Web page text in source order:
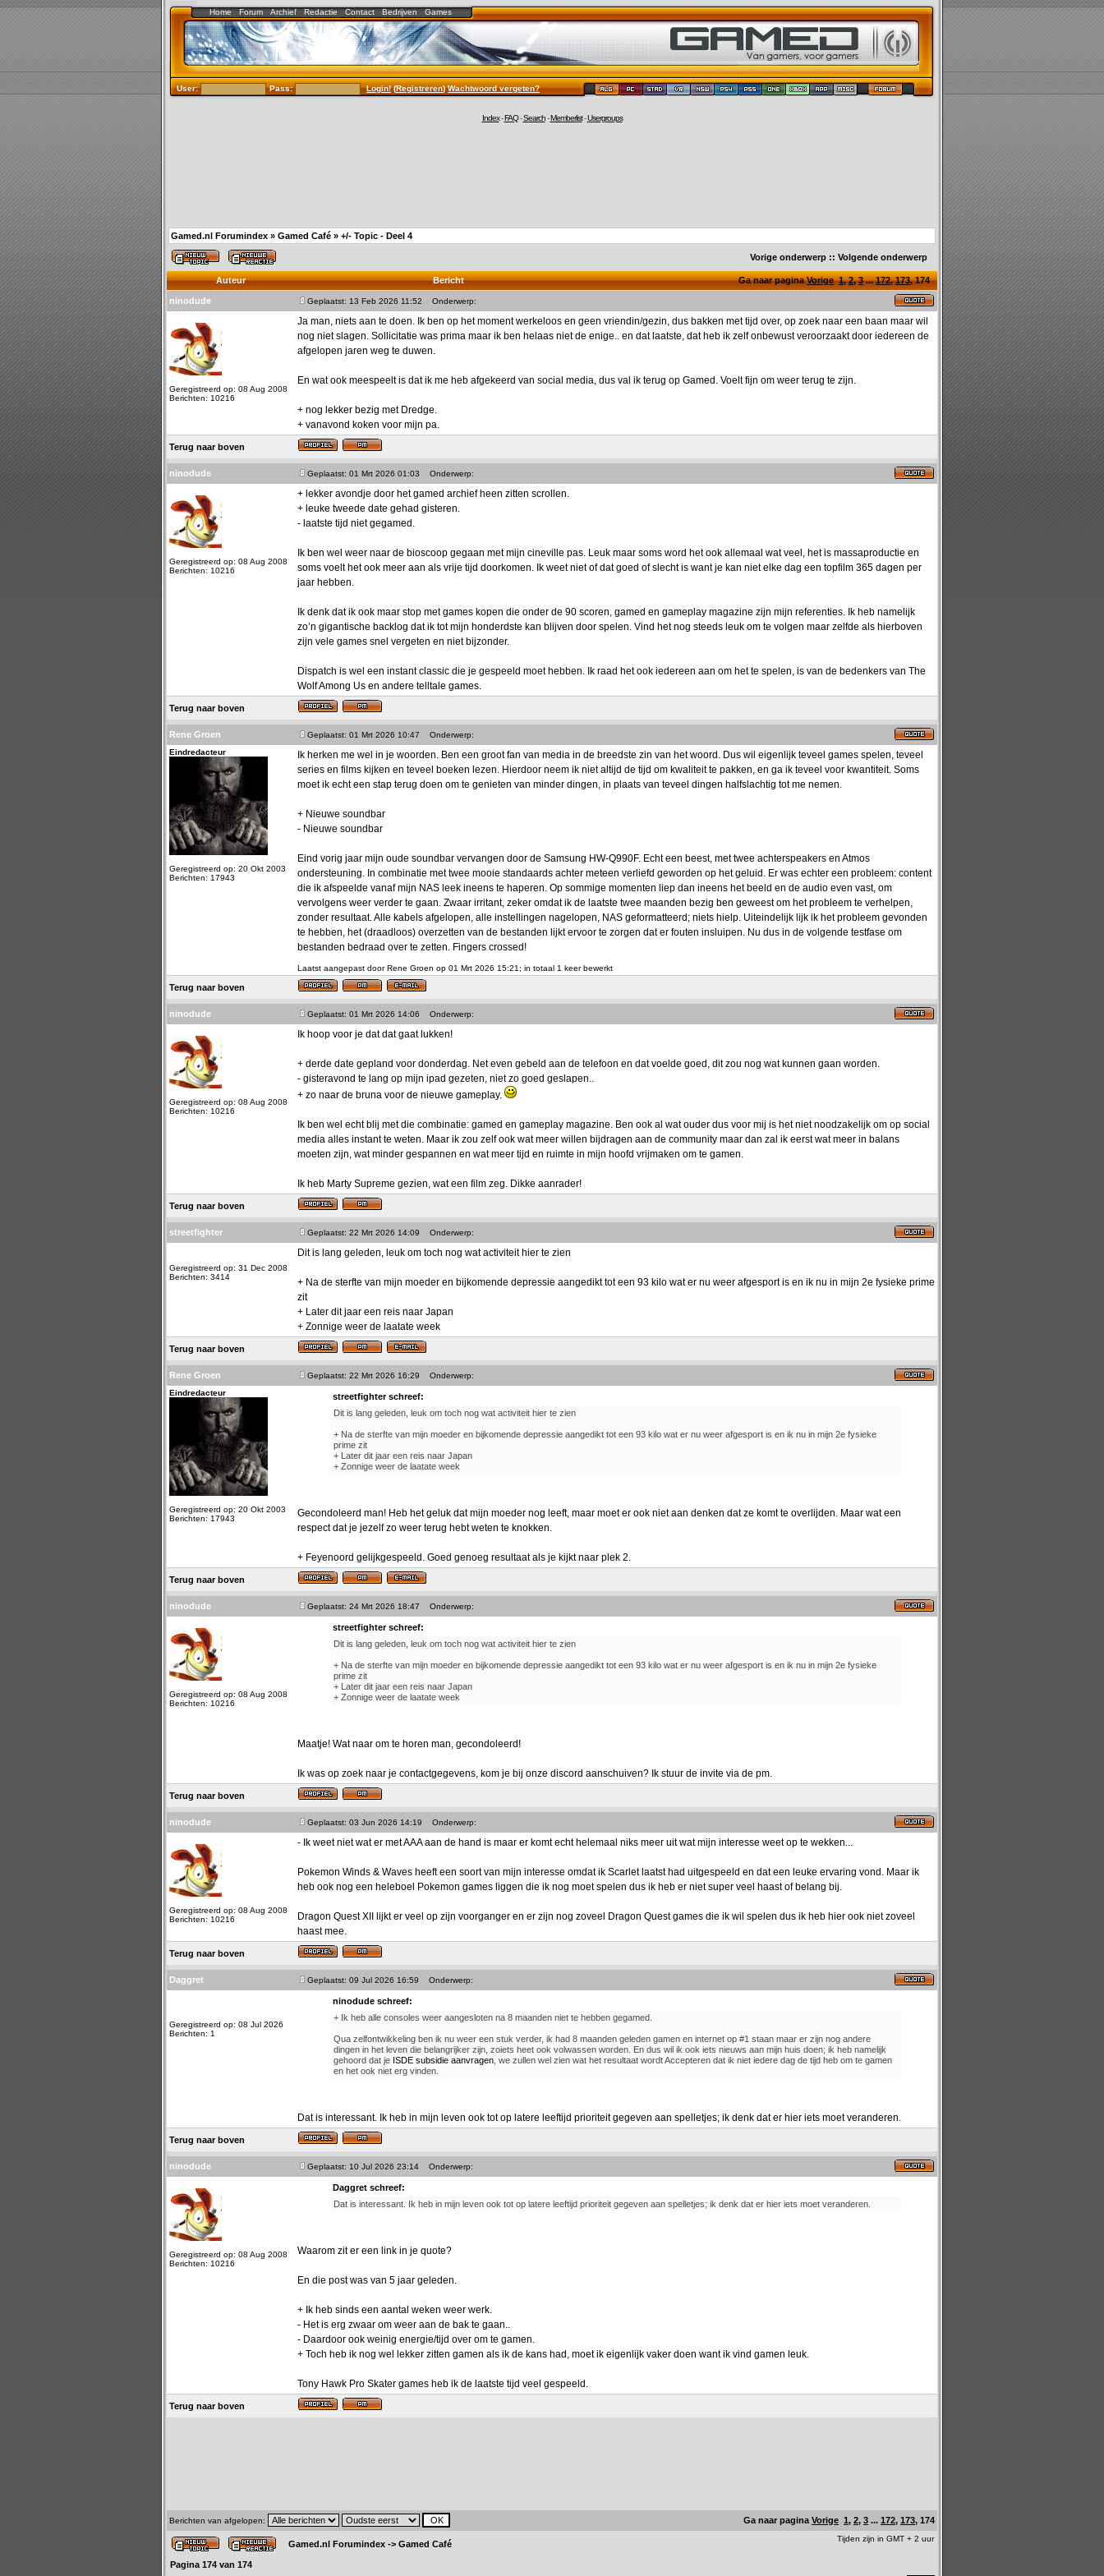
Home Forum Archief Redactie Contact Bedrijven Games
User: Pass: Login!(Registreren)Wachtwoord vergeten?
Index-FAQ-Search-Memberlist-Usergroups
Gamed.nl Forumindex » Gamed Café » +/- Topic - Deel 4
Vorige onderwerp :: Volgende onderwerp
Auteur Bericht Ga naar paginaVorige 1,2,3...172,173,174
ninodude Geplaatst: 13 Feb 2026 11:52 Onderwerp:
Geregistreerd op: 08 Aug 2008
Berichten: 10216
Ja man, niets aan te doen. Ik ben op het moment werkeloos en geen vriendin/gezin, dus bakken met tijd over, op zoek naar een baan maar wil
nog niet slagen. Sollicitatie was prima maar ik ben helaas niet de enige.. en dat laatste, dat heb ik zelf onbewust veroorzaakt door iedereen de
afgelopen jaren weg te duwen.
En wat ook meespeelt is dat ik me heb afgekeerd van social media, dus val ik terug op Gamed. Voelt fijn om weer terug te zijn.
+ nog lekker bezig met Dredge.
+ vanavond koken voor mijn pa.
Terug naar boven
ninodude Geplaatst: 01 Mrt 2026 01:03 Onderwerp:
Geregistreerd op: 08 Aug 2008
Berichten: 10216
+ lekker avondje door het gamed archief heen zitten scrollen.
+ leuke tweede date gehad gisteren.
- laatste tijd niet gegamed.
Ik ben wel weer naar de bioscoop gegaan met mijn cineville pas. Leuk maar soms word het ook allemaal wat veel, het is massaproductie en
soms voelt het ook meer aan als vrije tijd doorkomen. Ik weet niet of dat goed of slecht is want je kan niet elke dag een topfilm 365 dagen per
jaar hebben.
Ik denk dat ik ook maar stop met games kopen die onder de 90 scoren, gamed en gameplay magazine zijn mijn referenties. Ik heb namelijk
zo’n gigantische backlog dat ik tot mijn honderdste kan blijven door spelen. Vind het nog steeds leuk om te volgen maar zelfde als hierboven
zijn vele games snel vergeten en niet bijzonder.
Dispatch is wel een instant classic die je gespeeld moet hebben. Ik raad het ook iedereen aan om het te spelen, is van de bedenkers van The
Wolf Among Us en andere telltale games.
Terug naar boven
Rene Groen Geplaatst: 01 Mrt 2026 10:47
Onderwerp:
Eindredacteur
Geregistreerd op: 20 Okt 2003
Berichten: 17943
Ik herken me wel in je woorden. Ben een groot fan van media in de breedste zin van het woord. Dus wil eigenlijk teveel games spelen, teveel
series en films kijken en teveel boeken lezen. Hierdoor neem ik niet altijd de tijd om kwaliteit te pakken, en ga ik teveel voor kwantiteit. Soms
moet ik echt een stap terug doen om te genieten van minder dingen, in plaats van teveel dingen halfslachtig tot me nemen.
+ Nieuwe soundbar
- Nieuwe soundbar
Eind vorig jaar mijn oude soundbar vervangen door de Samsung HW-Q990F. Echt een beest, met twee achterspeakers en Atmos
ondersteuning. In combinatie met twee mooie standaards achter meteen verliefd geworden op het geluid. Er was echter een probleem: content
die ik afspeelde vanaf mijn NAS leek ineens te haperen. Op sommige momenten liep dan ineens het beeld en de audio even vast, om
vervolgens weer verder te gaan. Zwaar irritant, zeker omdat ik de laatste twee maanden bezig ben geweest om het probleem te verhelpen,
zonder resultaat. Alle kabels afgelopen, alle instellingen nagelopen, NAS geformatteerd; niets hielp. Uiteindelijk lijk ik het probleem gevonden
te hebben, het (draadloos) overzetten van de bestanden lijkt ervoor te zorgen dat er fouten insluipen. Nu dus in de volgende testfase om
bestanden bedraad over te zetten. Fingers crossed!
Laatst aangepast door Rene Groen op 01 Mrt 2026 15:21; in totaal 1 keer bewerkt
Terug naar boven
ninodude Geplaatst: 01 Mrt 2026 14:06 Onderwerp:
Geregistreerd op: 08 Aug 2008
Berichten: 10216
Ik hoop voor je dat dat gaat lukken!
+ derde date gepland voor donderdag. Net even gebeld aan de telefoon en dat voelde goed, dit zou nog wat kunnen gaan worden.
- gisteravond te lang op mijn ipad gezeten, niet zo goed geslapen..
+ zo naar de bruna voor de nieuwe gameplay.
Ik ben wel echt blij met die combinatie: gamed en gameplay magazine. Ben ook al wat ouder dus voor mij is het niet noodzakelijk om op social
media alles instant te weten. Maar ik zou zelf ook wat meer willen bijdragen aan de community maar dan zal ik eerst wat meer in balans
moeten zijn, wat minder gespannen en wat meer tijd en ruimte in mijn hoofd vrijmaken om te gamen.
Ik heb Marty Supreme gezien, wat een film zeg. Dikke aanrader!
Terug naar boven
streetfighter Geplaatst: 22 Mrt 2026 14:09 Onderwerp:
Geregistreerd op: 31 Dec 2008
Berichten: 3414
Dit is lang geleden, leuk om toch nog wat activiteit hier te zien
+ Na de sterfte van mijn moeder en bijkomende depressie aangedikt tot een 93 kilo wat er nu weer afgesport is en ik nu in mijn 2e fysieke prime
zit
+ Later dit jaar een reis naar Japan
+ Zonnige weer de laatate week
Terug naar boven
Rene Groen Geplaatst: 22 Mrt 2026 16:29
Onderwerp:
Eindredacteur
Geregistreerd op: 20 Okt 2003
Berichten: 17943
streetfighter schreef:
Dit is lang geleden, leuk om toch nog wat activiteit hier te zien
+ Na de sterfte van mijn moeder en bijkomende depressie aangedikt tot een 93 kilo wat er nu weer afgesport is en ik nu in mijn 2e fysieke
prime zit
+ Later dit jaar een reis naar Japan
+ Zonnige weer de laatate week
Gecondoleerd man! Heb het geluk dat mijn moeder nog leeft, maar moet er ook niet aan denken dat ze komt te overlijden. Maar wat een
respect dat je jezelf zo weer terug hebt weten te knokken.
+ Feyenoord gelijkgespeeld. Goed genoeg resultaat als je kijkt naar plek 2.
Terug naar boven
ninodude Geplaatst: 24 Mrt 2026 18:47 Onderwerp:
Geregistreerd op: 08 Aug 2008
Berichten: 10216
streetfighter schreef:
Dit is lang geleden, leuk om toch nog wat activiteit hier te zien
+ Na de sterfte van mijn moeder en bijkomende depressie aangedikt tot een 93 kilo wat er nu weer afgesport is en ik nu in mijn 2e fysieke
prime zit
+ Later dit jaar een reis naar Japan
+ Zonnige weer de laatate week
Maatje! Wat naar om te horen man, gecondoleerd!
Ik was op zoek naar je contactgegevens, kom je bij onze discord aanschuiven? Ik stuur de invite via de pm.
Terug naar boven
ninodude Geplaatst: 03 Jun 2026 14:19 Onderwerp:
Geregistreerd op: 08 Aug 2008
Berichten: 10216
- Ik weet niet wat er met AAA aan de hand is maar er komt echt helemaal niks meer uit wat mijn interesse weet op te wekken...
Pokemon Winds & Waves heeft een soort van mijn interesse omdat ik Scarlet laatst had uitgespeeld en dat een leuke ervaring vond. Maar ik
heb ook nog een heleboel Pokemon games liggen die ik nog moet spelen dus ik heb er niet super veel haast of belang bij.
Dragon Quest XII lijkt er veel op zijn voorganger en er zijn nog zoveel Dragon Quest games die ik wil spelen dus ik heb hier ook niet zoveel
haast mee.
Terug naar boven
Daggret Geplaatst: 09 Jul 2026 16:59 Onderwerp:
Geregistreerd op: 08 Jul 2026
Berichten: 1
ninodude schreef:
+ Ik heb alle consoles weer aangesloten na 8 maanden niet te hebben gegamed.
Qua zelfontwikkeling ben ik nu weer een stuk verder, ik had 8 maanden geleden gamen en internet op #1 staan maar er zijn nog andere
dingen in het leven die belangrijker zijn, zoiets heet ook volwassen worden. En dus wil ik ook iets nieuws aan mijn huis doen; ik heb namelijk
gehoord dat je ISDE subsidie aanvragen , we zullen wel zien wat het resultaat wordt Accepteren dat ik niet iedere dag de tijd heb om te gamen
en het ook niet erg vinden.
Dat is interessant. Ik heb in mijn leven ook tot op latere leeftijd prioriteit gegeven aan spelletjes; ik denk dat er hier iets moet veranderen.
Terug naar boven
ninodude Geplaatst: 10 Jul 2026 23:14 Onderwerp:
Geregistreerd op: 08 Aug 2008
Berichten: 10216
Daggret schreef:
Dat is interessant. Ik heb in mijn leven ook tot op latere leeftijd prioriteit gegeven aan spelletjes; ik denk dat er hier iets moet veranderen.
Waarom zit er een link in je quote?
En die post was van 5 jaar geleden.
+ Ik heb sinds een aantal weken weer werk.
- Het is erg zwaar om weer aan de bak te gaan..
- Daardoor ook weinig energie/tijd over om te gamen.
+ Toch heb ik nog wel lekker zitten gamen als ik de kans had, moet ik eigenlijk vaker doen want ik vind gamen leuk.
Tony Hawk Pro Skater games heb ik de laatste tijd veel gespeeld.
Terug naar boven
Berichten van afgelopen: Ga naar pagina Vorige 1, 2, 3 ... 172, 173, 174
Gamed.nl Forumindex -> Gamed Café
Tijden zijn in GMT + 2 uur
Pagina 174 van 174